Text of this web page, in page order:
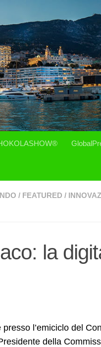
/ FEATURED /
la
l’emiciclo del
della